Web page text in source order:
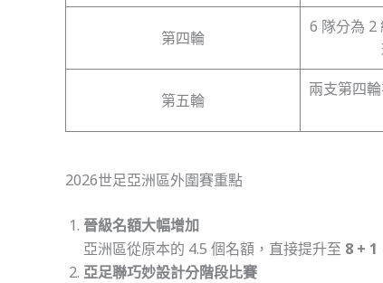
第四輪
6 隊分為 2
第五輪
兩支第四
2026世足亞洲區外圍賽重點
晉級名額大幅增加
亞洲區從原本的 4.5 個名額，直接提升至 8 + 1
亞足聯巧妙設計分階段比賽